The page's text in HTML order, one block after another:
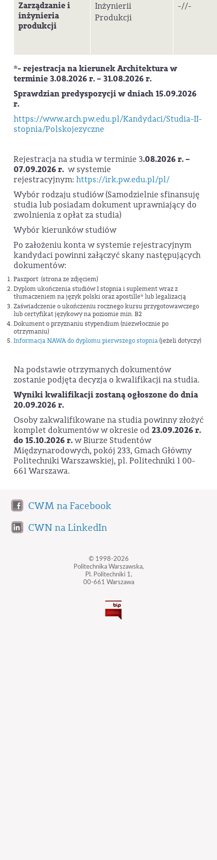
Zarządzanie i
inżynieria
produkcji
Inżynierii
Produkcji
-//-
*- rejestracja na kierunek Architekturaw
terminie 3.08.2026 r. – 31.08.2026 r.
Sprawdzian predyspozycji w dniach 15.09.2026
r.
https://www.arch.pw.edu.pl/Kandydaci/Studia-II-
stopnia/Polskojezyczne
Rejestracja na studia w terminie 3.08.2026 r. –
07.09.2026 r. w systemie
rejestracyjnym: https://irk.pw.edu.pl/pl/
Wybór rodzaju studiów (Samodzielnie sfinansuję
studia lub posiadam dokument uprawniający do
zwolnienia z opłat za studia)
Wybór kierunków studiów
Po założeniu konta w systemie rejestracyjnym
kandydaci powinni załączyć skany następujących
dokumentów:
Paszport (strona ze zdjęciem)
Dyplom ukończenia studiów I stopnia i suplement wraz z
tłumaczeniem na język polski oraz apostille* lub legalizacją
Zaświadczenie o ukończeniu rocznego kursu przygotowawczego
lub certyfikat językowy na poziomie min. B2
Dokument o przyznaniu stypendium (niezwłocznie po
otrzymaniu)
Informacja NAWA do dyplomu pierwszego stopnia(jeżeli dotyczy)
Na podstawie otrzymanych dokumentów
zostanie podjęta decyzja o kwalifikacji na studia.
Wyniki kwalifikacji zostaną ogłoszone do dnia
20.09.2026 r.
Osoby zakwalifikowane na studia powinny złożyć
komplet dokumentów w okresie od23.09.2026 r.
do 15.10.2026 r.w Biurze Studentów
Międzynarodowych, pokój 233, Gmach Główny
Politechniki Warszawskiej, pl. Politechniki 1 00-
661 Warszawa.
CWM na Facebook
CWN na LinkedIn
© 1998-2026
Politechnika Warszawska,
Pl. Politechniki 1,
00-661 Warszawa